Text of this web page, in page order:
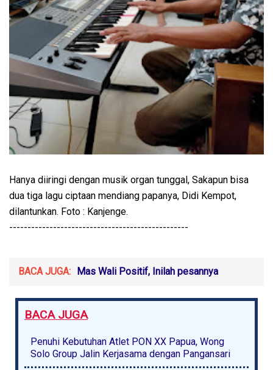
Hanya diiringi dengan musik organ tunggal, Sakapun bisa
dua tiga lagu ciptaan mendiang papanya, Didi Kempot,
dilantunkan. Foto : Kanjenge.
-------------------------------------------------
BACA JUGA: Mas Wali Positif, Inilah pesannya
BACA JUGA
Penuhi Kebutuhan Atlet PON XX Papua, Wong
Solo Group Jalin Kerjasama dengan Pangansari